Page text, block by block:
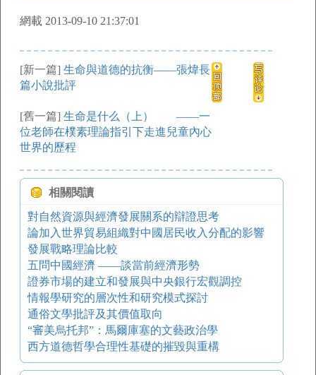
網載 2013-09-10 21:37:01
[新一篇] 生命與道德的抗衡——張煒長
篇小說批評
[舊一篇] 生命是什么（上） ——一
位老師在樸素理論指引下走進兒童內心
世界的歷程
相關閱讀
對自然資源與經濟發展關系的辯證思考
論加入世界貿易組織對中國居民收入分配的影響
發展戰略理論比較
五問中國經濟 ——談當前經濟形勢
證券市場的建立和發展與中央銀行宏觀調控
情報學研究的層次性和研究模式探討
通俗文學批評及其價值取向
“審美烏托邦”：馬爾庫塞的文藝政治學
西方道德哲學合理性基礎的摧毀與重構